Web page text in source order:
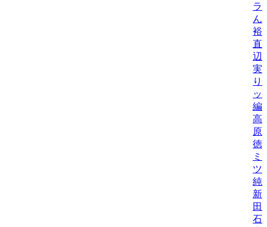
ラ
ん
裕/
直
辺
実/
り
ッ
編
高
原
徳/
ミ
ツ
純/
新
田
石